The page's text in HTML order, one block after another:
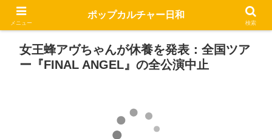
女王蜂アヴちゃんが休養を発表：全国ツア
ー『FINAL ANGEL』の全公演中止
メニュー
ポップカルチャー日和
検索